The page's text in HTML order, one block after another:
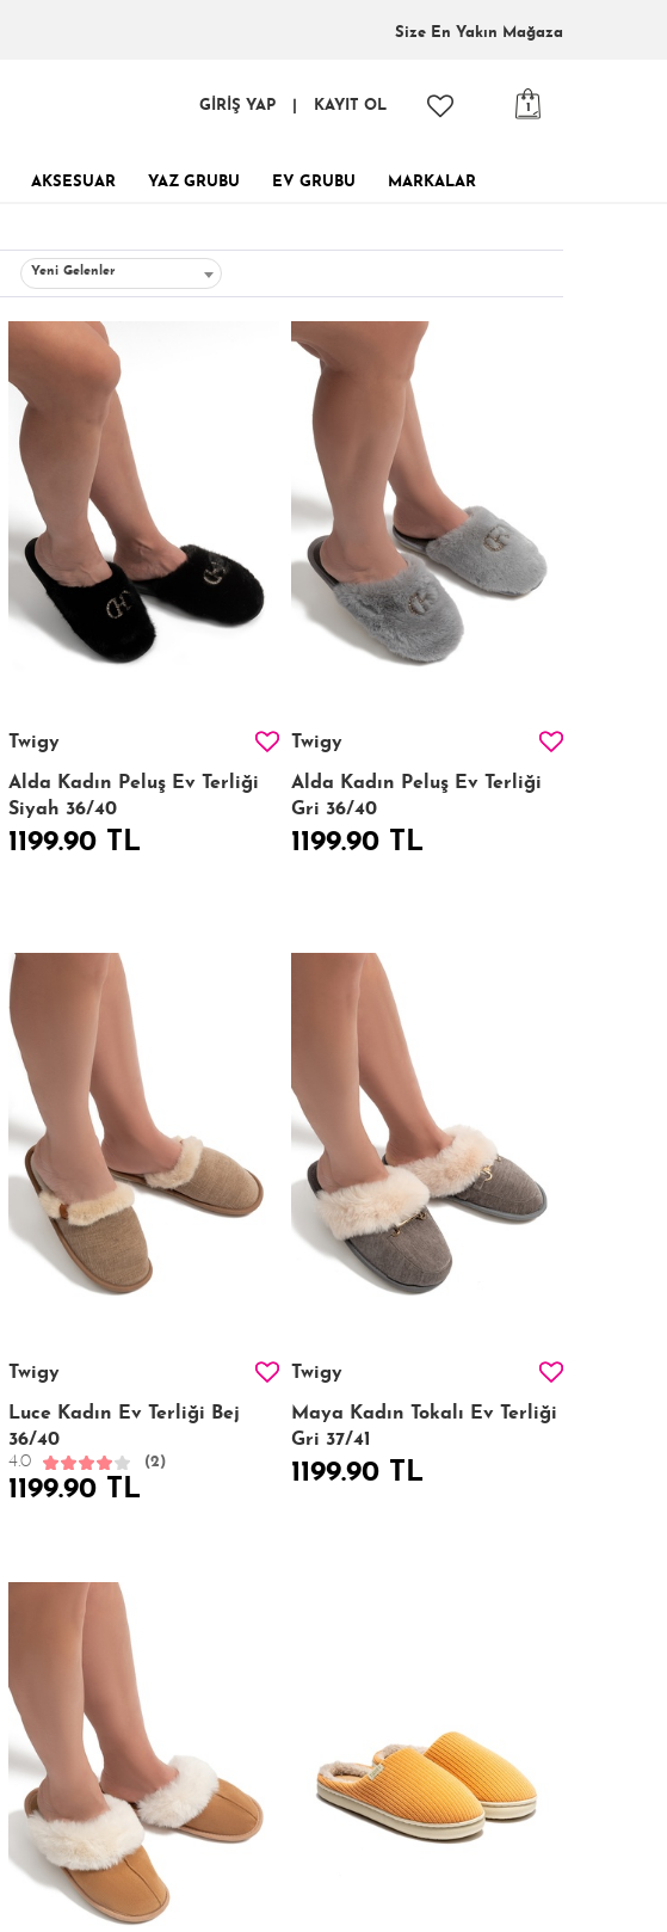
Size En Yakın Mağaza
1
GİRİŞ YAP KAYIT OL
AKSESUAR YAZ GRUBU EV GRUBU MARKALAR
Yeni Gelenler
Twigy
Alda Kadın Peluş Ev Terliği
Siyah 36/40
1199.90 TL
Twigy
Alda Kadın Peluş Ev Terliği
Gri 36/40
1199.90 TL
Twigy
Luce Kadın Ev Terliği Bej
36/40
4.0 (2)
1199.90 TL
Twigy
Maya Kadın Tokalı Ev Terliği
Gri 37/41
1199.90 TL